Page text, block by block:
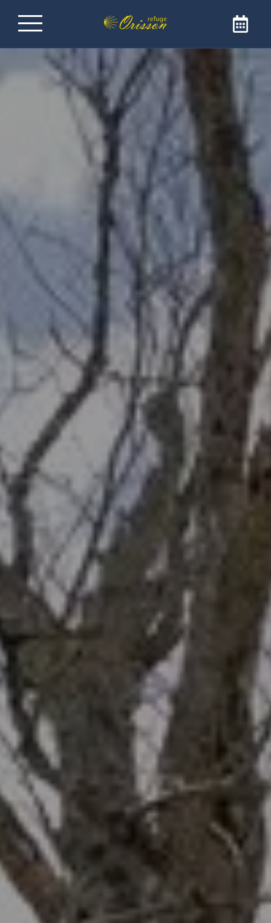
Rifugio sul Cammino di
Santiago de
Compostela
Benvenuti al Rifugio Orisson, idealmente
posizionato sul GR65 per raggiungere
Santiago de Compostela. Il nostro rifugio è
l'indirizzo ideale per una sosta confortevole e
conviviale. Il rifugio è aperto solo ai pellegrini e
ai camminatori.